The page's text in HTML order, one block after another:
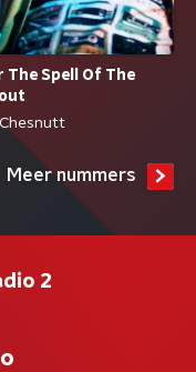
The Spell Of The
Meer nummers
2